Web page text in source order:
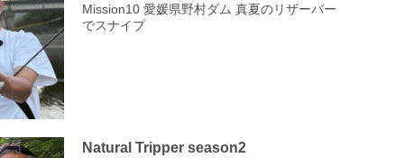
Mission10 愛媛県野村ダム 真夏のリザーバー
でスナイプ
Natural Tripper season2